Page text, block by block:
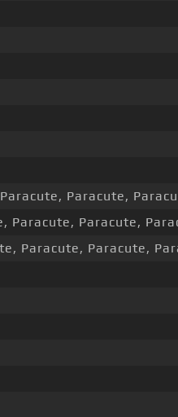
Paracute,
Paracute, Paracute,
Paracute, Paracute,